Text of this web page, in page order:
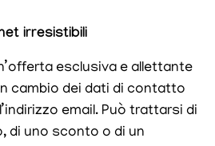
irresistibili
esclusiva e allettante
cambio dei dati di contatto
email. Può trattarsi di
di uno sconto o di un